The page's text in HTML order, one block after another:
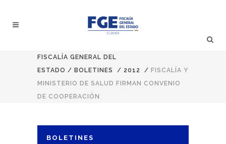
FISCALÍA GENERAL DEL
ESTADO / BOLETINES / 2012 / FISCALÍA Y
MINISTERIO DE SALUD FIRMAN CONVENIO
DE COOPERACIÓN
BOLETINES